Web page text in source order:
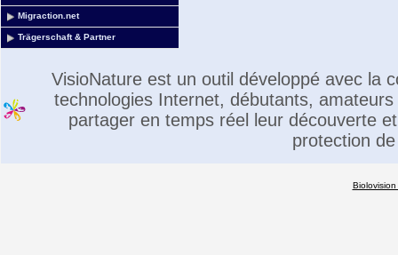
Migraction.net
Trägerschaft & Partner
VisioNature est un outil développé avec la
technologies Internet, débutants,
partager en temps réel leur découverte
protection
Biolovision